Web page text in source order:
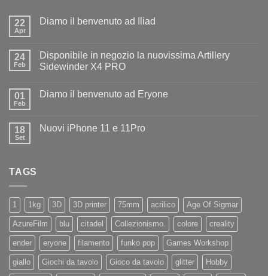
22
Apr
Diamo il benvenuto ad Iliad
Diamo
il
benvenuto
24
Feb
Disponibile in negozio la nuovissima Artillery
Sidewinder X4 PRO
su
la
nuovissima
01
Feb
Diamo il benvenuto ad Eryone
Diamo
18
Set
Nuovi iPhone 11 e 11Pro
TAGS
1 1kg 3D 3D printer 75mm acrilico Age Of Sigmar
AzureFilm blu citadel Collezionismo. colore creality
ender eryone filamento funko pop Games Workshop
giallo Giochi da tavolo Gioco da tavolo glitter Hobby